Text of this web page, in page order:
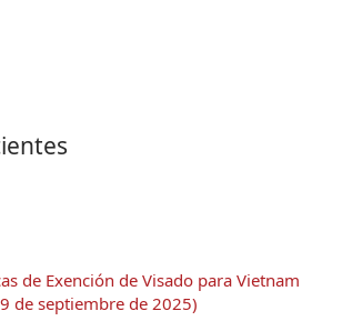
de Exención de Visado para Vietnam
de septiembre de 2025)